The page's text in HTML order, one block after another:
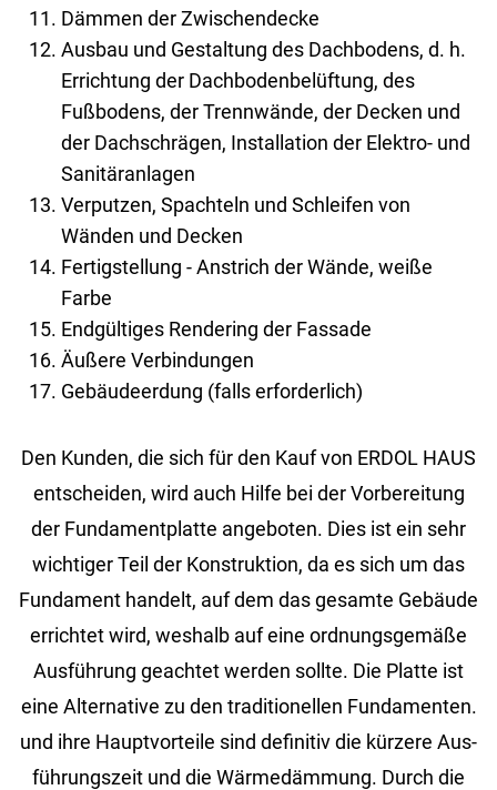
Dämmen der Zwischendecke
Ausbau und Gestaltung des Dachbodens, d. h.
Errichtung der Dachbodenbelüftung, des
Fußbodens, der Trennwände, der Decken und
der Dachschrägen, Installation der Elektro- und
Sanitäranlagen
Verputzen, Spachteln und Schleifen von
Wänden und Decken
Fertigstellung - Anstrich der Wände, weiße
Farbe
Endgültiges Rendering der Fassade
Äußere Verbindungen
Gebäudeerdung (falls erforderlich)
Den Kun­den, die sich für den Kauf von ERDOL HAUS
ent­schei­den, wird auch Hilfe bei der Vor­be­rei­tung
der Fun­da­ment­plat­te an­ge­bo­ten. Dies ist ein sehr
wich­ti­ger Teil der Kon­struk­ti­on, da es sich um das
Fun­da­ment han­delt, auf dem das ge­sam­te Ge­bäu­de
er­rich­tet wird, wes­halb auf eine ord­nungs­ge­mä­ße
Aus­füh­rung ge­ach­tet wer­den soll­te. Die Plat­te ist
eine Al­ter­na­ti­ve zu den tra­di­tio­nel­len Fun­da­men­ten.
und ihre Haupt­vor­tei­le sind de­fi­ni­tiv die kür­ze­re Aus­
füh­rungs­zeit und die Wär­me­däm­mung. Durch die